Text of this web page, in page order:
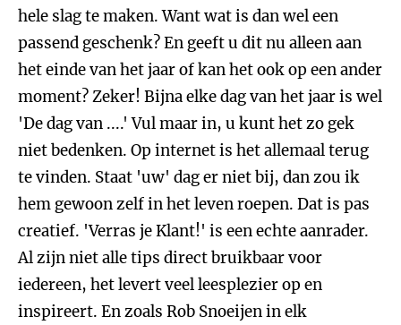
hele slag te maken. Want wat is dan wel een
passend geschenk? En geeft u dit nu alleen aan
het einde van het jaar of kan het ook op een ander
moment? Zeker! Bijna elke dag van het jaar is wel
'De dag van ....' Vul maar in, u kunt het zo gek
niet bedenken. Op internet is het allemaal terug
te vinden. Staat 'uw' dag er niet bij, dan zou ik
hem gewoon zelf in het leven roepen. Dat is pas
creatief. 'Verras je Klant!' is een echte aanrader.
Al zijn niet alle tips direct bruikbaar voor
iedereen, het levert veel leesplezier op en
inspireert. En zoals Rob Snoeijen in elk